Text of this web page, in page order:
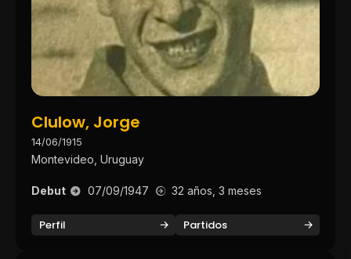
Clulow, Jorge
14/06/1915
Montevideo, Uruguay
Debut 07/09/1947 32 años, 3 meses
Perfil Partidos